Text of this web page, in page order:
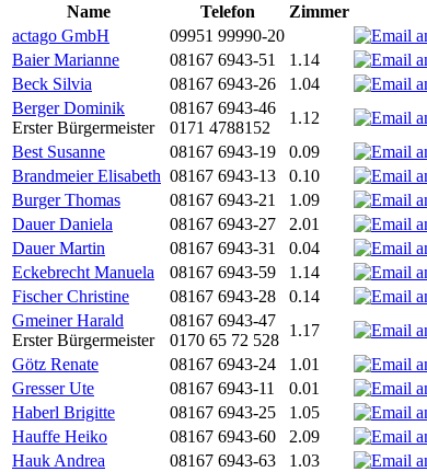
Name
Telefon Zimmer
actago GmbH
09951 99990-20
Baier Marianne
08167 6943-51 1.14
Beck Silvia
08167 6943-26 1.04
Berger Dominik
Erster Bürgermeister
08167 6943-46
0171 4788152
1.12
Best Susanne
08167 6943-19 0.09
Brandmeier Elisabeth 08167 6943-13 0.10
Burger Thomas
08167 6943-21 1.09
Dauer Daniela
08167 6943-27 2.01
Dauer Martin
08167 6943-31 0.04
Eckebrecht Manuela
08167 6943-59 1.14
Fischer Christine
08167 6943-28 0.14
Gmeiner Harald
Erster Bürgermeister
08167 6943-47
0170 65 72 528
1.17
Götz Renate
08167 6943-24 1.01
Gresser Ute
08167 6943-11 0.01
Haberl Brigitte
08167 6943-25 1.05
Hauffe Heiko
08167 6943-60 2.09
Hauk Andrea
08167 6943-63 1.03